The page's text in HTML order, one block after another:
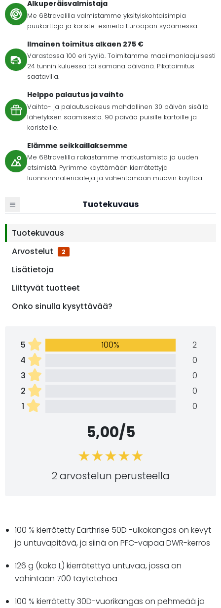
Alkuperäisvalmistaja
Me 68travelilla valmistamme yksityiskohtaisimpia
puukarttoja ja koriste-esineitä Euroopan sydämessä.
Ilmainen toimitus alkaen 275 €
Varastossa 100 eri tyyliä. Toimitamme maailmanlaajuisesti
24 tunnin kuluessa tai samana päivänä. Pikatoimitus
saatavilla.
Helppo palautus ja vaihto
Vaihto- ja palautusoikeus mahdollinen 30 päivän sisällä
lähetyksen saamisesta. 90 päivää puisille kartoille ja
koristeille.
Elämme seikkaillaksemme
Me 68travelilla rakastamme matkustamista ja uuden
etsimistä. Pyrimme käyttämään kierrätettyjä
luonnonmateriaaleja ja vähentämään muovin käyttöä.
Tuotekuvaus
Tuotekuvaus
Arvostelut
2
Lisätietoja
Liittyvät tuotteet
Onko sinulla kysyttävää?
5 100%
2
4
0
3
0
2
0
1
0
5,00/5
2 arvostelun perusteella
100 % kierrätetty Earthrise 50D -ulkokangas on kevyt
ja untuvapitävä, ja siinä on PFC-vapaa DWR-kerros
126 g (koko L) kierrätettyä untuvaa, jossa on
vähintään 700 täytetehoa
100 % kierrätetty 30D-vuorikangas on pehmeää ja